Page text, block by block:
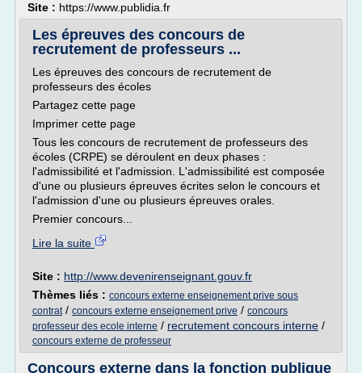
Site : https://www.publidia.fr
Les épreuves des concours de
recrutement de professeurs ...
Les épreuves des concours de recrutement de
professeurs des écoles
Partagez cette page
Imprimer cette page
Tous les concours de recrutement de professeurs des
écoles (CRPE) se déroulent en deux phases :
l'admissibilité et l'admission. L'admissibilité est composée
d'une ou plusieurs épreuves écrites selon le concours et
l'admission d'une ou plusieurs épreuves orales.
Premier concours...
Lire la suite
Site : http://www.devenirenseignant.gouv.fr
Thèmes liés : concours externe enseignement prive sous
contrat/ concours externe enseignement prive / concours
professeur des ecole interne / recrutement concours interne /
concours externe de professeur
Concours externe dans la fonction publique